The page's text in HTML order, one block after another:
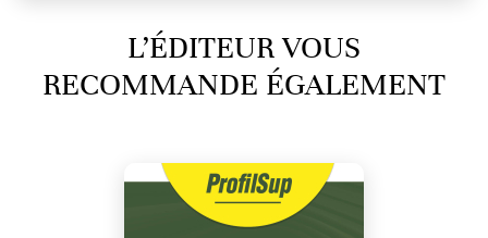
L’ÉDITEUR VOUS
RECOMMANDE ÉGALEMENT